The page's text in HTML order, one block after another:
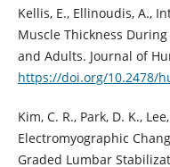
Kellis, E., Ellinoudis, A.,
Muscle Thickness
and Adults. Journal of
https://doi.org/10.2478/
Kim, C. R., Park, D. K.,
Electromyographic
Graded Lumbar